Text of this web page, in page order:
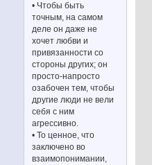
• Чтобы быть
точным, на самом
деле он даже не
хочет любви и
привязанности со
стороны других; он
просто-напросто
озабочен тем, чтобы
другие люди не вели
себя с ним
агрессивно.
• То ценное, что
заключено во
взаимопонимании,